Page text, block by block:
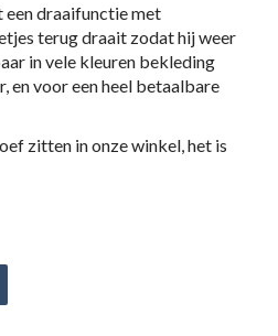
draaifunctie met
terug draait zodat hij weer
in vele kleuren bekleding
en voor een heel betaalbare
zitten in onze winkel, het is